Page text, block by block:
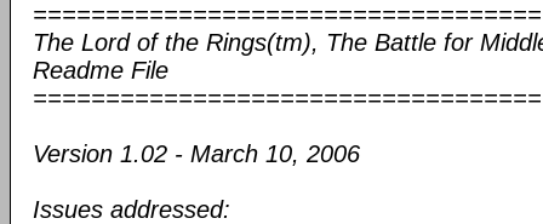
The Lord of the Rings(tm), The Battle for
Readme File
Version 1.02 - March 10, 2006
Issues addressed: